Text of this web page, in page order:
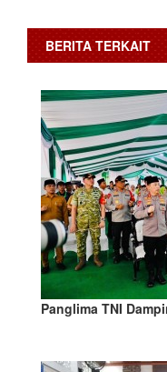
BERITA TERKAIT
Panglima TNI